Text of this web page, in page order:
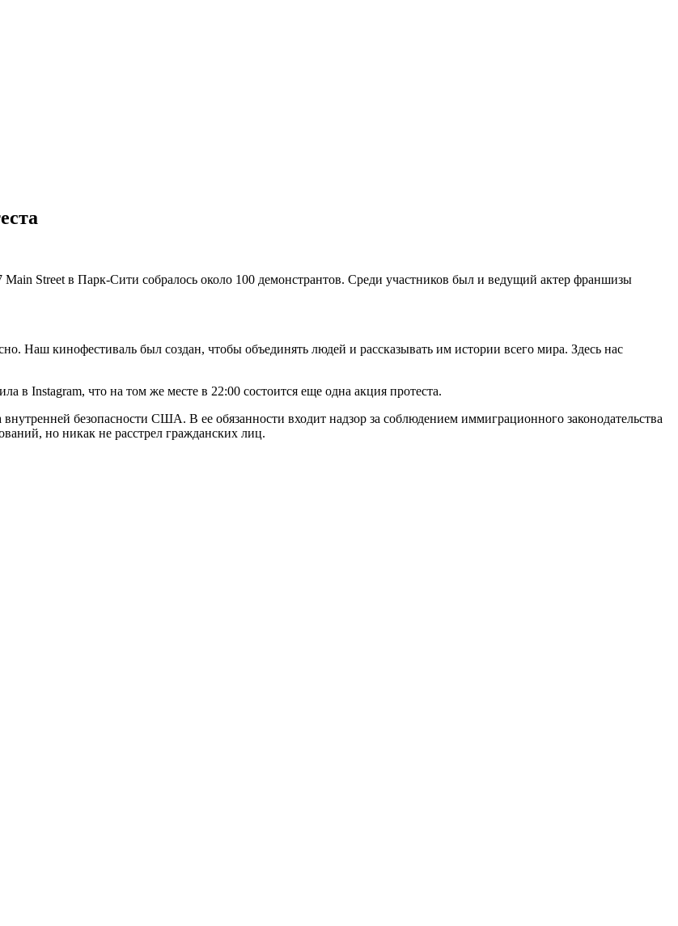
Street в Парк-Сити собралось около 100 демонстрантов. Среди участников был и ведущий актер франшизы
Наш кинофестиваль был создан, чтобы объединять людей и рассказывать им истории всего мира. Здесь нас
в Instagram, что на том же месте в 22:00 состоится еще одна акция протеста.
безопасности США. В ее обязанности входит надзор за соблюдением иммиграционного законодательства
но никак не расстрел гражданских лиц.